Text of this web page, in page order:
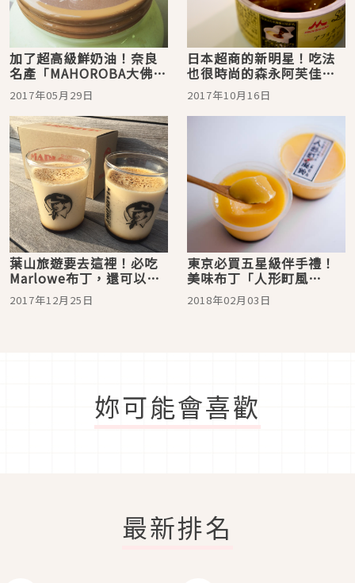
加了超高級鮮奶油！奈良
名產「MAHOROBA大佛布
丁」大受好評
2017年05月29日
日本超商的新明星！吃法
也很時尚的森永阿芙佳朵
風味布丁！
2017年10月16日
葉山旅遊要去這裡！必吃
Marlowe布丁，還可以帶
回家再利用
2017年12月25日
東京必買五星級伴手禮！
美味布丁「人形町風
鈴」，連美食教母都認
證！
2018年02月03日
妳可能會喜歡
最新排名